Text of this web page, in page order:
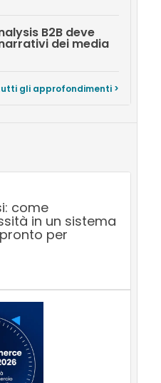
B2B deve
dei media
gli approfondimenti >
come
in un sistema
per